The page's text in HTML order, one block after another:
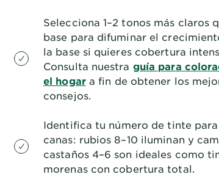
Selecciona 1–2 tonos más claros
base para difuminar el
la base si quieres cobertura
Consulta nuestra guía para
el hogara fin de obtener los
consejos.
Identifica tu número de tinte
canas: rubios 8–10 iluminan y
castaños 4–6 son ideales como
morenas con cobertura total.